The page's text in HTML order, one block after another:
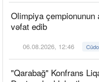
Olimpiya çempionunun
vəfat edib
06.08.2026, 12:46 Cüdo
"Qarabağ" Konfrans